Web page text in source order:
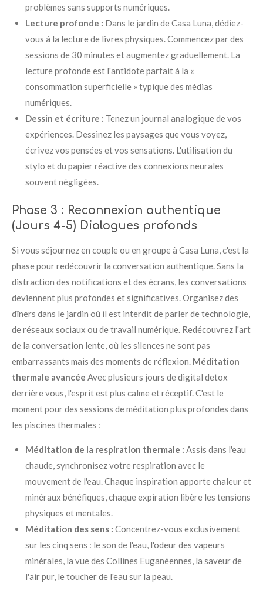
problèmes sans supports numériques.
Lecture profonde : Dans le jardin de Casa Luna, dédiez-
vous à la lecture de livres physiques. Commencez par des
sessions de 30 minutes et augmentez graduellement. La
lecture profonde est l'antidote parfait à la «
consommation superficielle » typique des médias
numériques.
Dessin et écriture : Tenez un journal analogique de vos
expériences. Dessinez les paysages que vous voyez,
écrivez vos pensées et vos sensations. L'utilisation du
stylo et du papier réactive des connexions neurales
souvent négligées.
Phase 3 : Reconnexion authentique
(Jours 4-5) Dialogues profonds
Si vous séjournez en couple ou en groupe à Casa Luna, c'est la
phase pour redécouvrir la conversation authentique. Sans la
distraction des notifications et des écrans, les conversations
deviennent plus profondes et significatives. Organisez des
dîners dans le jardin où il est interdit de parler de technologie,
de réseaux sociaux ou de travail numérique. Redécouvrez l'art
de la conversation lente, où les silences ne sont pas
embarrassants mais des moments de réflexion. Méditation
thermale avancée Avec plusieurs jours de digital detox
derrière vous, l'esprit est plus calme et réceptif. C'est le
moment pour des sessions de méditation plus profondes dans
les piscines thermales :
Méditation de la respiration thermale : Assis dans l'eau
chaude, synchronisez votre respiration avec le
mouvement de l'eau. Chaque inspiration apporte chaleur et
minéraux bénéfiques, chaque expiration libère les tensions
physiques et mentales.
Méditation des sens : Concentrez-vous exclusivement
sur les cinq sens : le son de l'eau, l'odeur des vapeurs
minérales, la vue des Collines Euganéennes, la saveur de
l'air pur, le toucher de l'eau sur la peau.